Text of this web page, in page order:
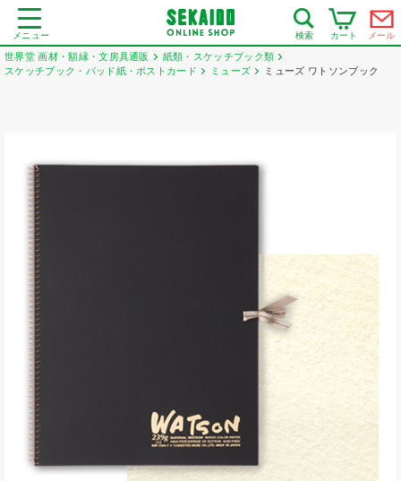
メニュー 検索 カート メール
世界堂 画材・額縁・文房具通販
紙類・スケッチブック類
スケッチブック・パッド紙・ポストカード
ミューズ ミューズ ワトソンブック